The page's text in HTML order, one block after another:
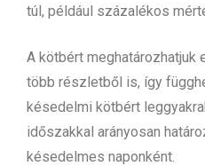
túl, például százalékos
A kötbért meghatározhatjuk
több részletből is, így
késedelmi kötbért
időszakkal arányosan
késedelmes naponként.